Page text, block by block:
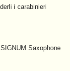
i carabinieri
Saxophone